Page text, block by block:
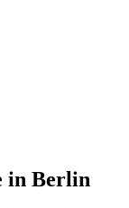
in Berlin